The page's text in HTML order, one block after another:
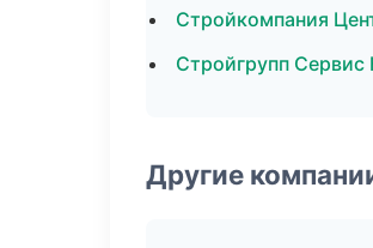
Стройкомпания
Стройгрупп
Другие